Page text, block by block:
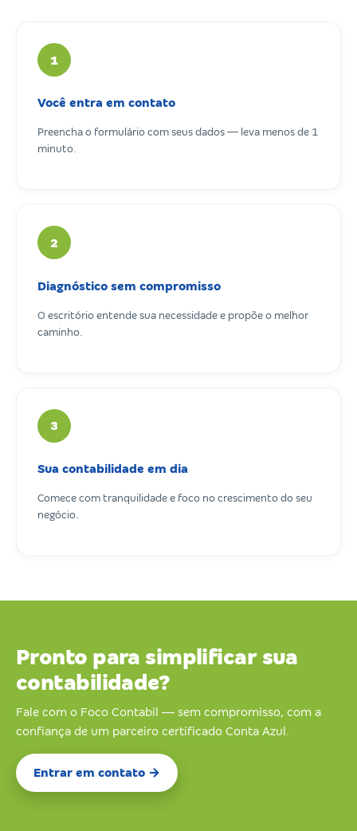
1
Você entra em contato
Preencha o formulário com seus dados — leva menos de 1
minuto.
2
Diagnóstico sem compromisso
O escritório entende sua necessidade e propõe o melhor
caminho.
3
Sua contabilidade em dia
Comece com tranquilidade e foco no crescimento do seu
negócio.
Pronto para simplificar sua
contabilidade?
Fale com o Foco Contabil — sem compromisso, com a
confiança de um parceiro certificado Conta Azul.
Entrar em contato →